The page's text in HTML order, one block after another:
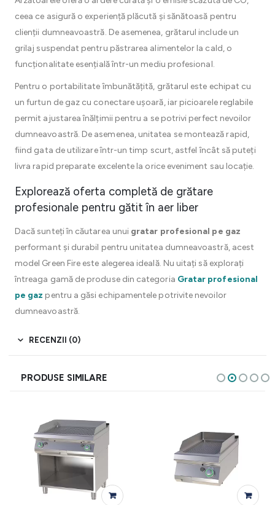
ceea ce asigură o experiență plăcută și sănătoasă pentru
clienții dumneavoastră. De asemenea, grătarul include un
grilaj suspendat pentru păstrarea alimentelor la cald, o
funcționalitate esențială într-un mediu profesional.
Pentru o portabilitate îmbunătățită, grătarul este echipat cu
un furtun de gaz cu conectare ușoară, iar picioarele reglabile
permit ajustarea înălțimii pentru a se potrivi perfect nevoilor
dumneavoastră. De asemenea, unitatea se montează rapid,
fiind gata de utilizare într-un timp scurt, astfel încât să puteți
livra rapid preparate excelente la orice eveniment sau locație.
Explorează oferta completă de grătare
profesionale pentru gătit în aer liber
Dacă sunteți în căutarea unui gratar profesional pe gaz
performant și durabil pentru unitatea dumneavoastră, acest
model Green Fire este alegerea ideală. Nu uitați să explorați
întreaga gamă de produse din categoria Gratar profesional
pe gaz pentru a găsi echipamentele potrivite nevoilor
dumneavoastră.
RECENZII (0)
PRODUSE SIMILARE